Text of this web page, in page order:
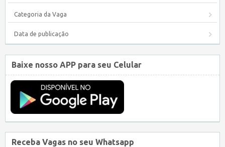
Categoria da Vaga
Data de publicação
Baixe nosso APP para seu Celular
Receba Vagas no seu Whatsapp